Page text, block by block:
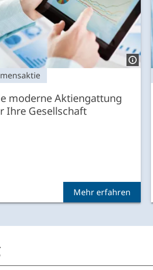
moderne Aktiengattung
Ihre Gesellschaft